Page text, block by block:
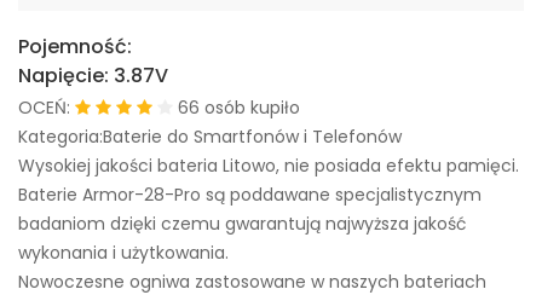
Pojemność:
Napięcie: 3.87V
OCEŃ:
66 osób kupiło
Kategoria:Baterie do Smartfonów i Telefonów
Wysokiej jakości bateria Litowo, nie posiada efektu pamięci.
Baterie Armor-28-Pro są poddawane specjalistycznym
badaniom dzięki czemu gwarantują najwyższa jakość
wykonania i użytkowania.
Nowoczesne ogniwa zastosowane w naszych bateriach